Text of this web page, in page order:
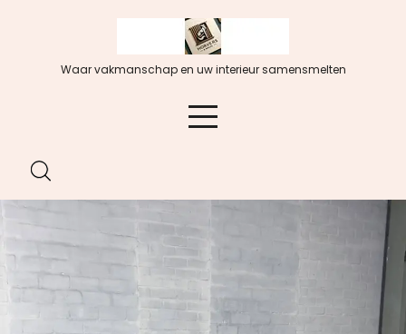
Waar vakmanschap en uw interieur samensmelten